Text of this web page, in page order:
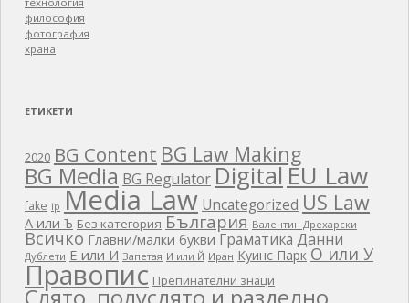
философия
фотография
храна
ЕТИКЕТИ
2020 BG Content BG Law Making
BG Media BG RegulatorDigitalEU Law
fake ip Media Law Uncategorized US Law
А или Ъ Без категория България Валентин Дрехарски
Всичко Главни/малки букви Граматика Данни
Дублети Е или И Запетая И или Й Иран Куинс Парк О или У
Правопис Препинателни знаци